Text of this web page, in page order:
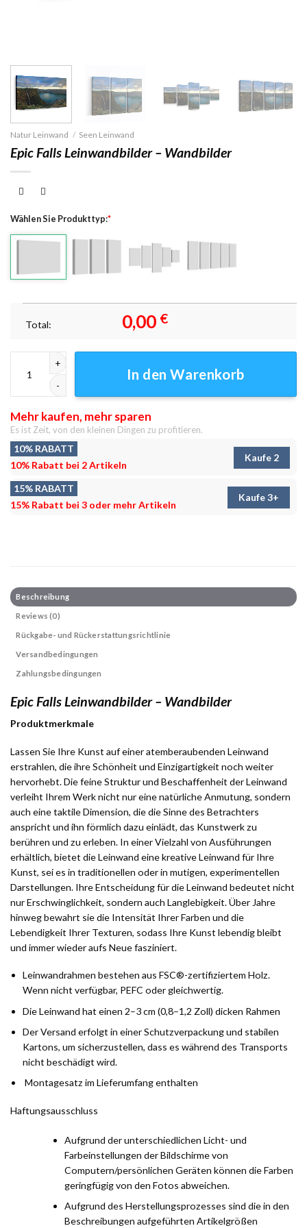
Natur Leinwand / Seen Leinwand
Epic Falls Leinwandbilder – Wandbilder
Wählen Sie Produkttyp:*
Total: 0,00 €
In den Warenkorb
Mehr kaufen, mehr sparen
Es ist Zeit, von den kleinen Dingen zu profitieren.
10% RABATT
10% Rabatt bei 2 Artikeln
Kaufe 2
15% RABATT
15% Rabatt bei 3 oder mehr Artikeln
Kaufe 3+
Beschreibung
Reviews (0)
Rückgabe- und Rückerstattungsrichtlinie
Versandbedingungen
Zahlungsbedingungen
Epic Falls Leinwandbilder – Wandbilder
Produktmerkmale
Lassen Sie Ihre Kunst auf einer atemberaubenden Leinwand
erstrahlen, die ihre Schönheit und Einzigartigkeit noch weiter
hervorhebt. Die feine Struktur und Beschaffenheit der Leinwand
verleiht Ihrem Werk nicht nur eine natürliche Anmutung, sondern
auch eine taktile Dimension, die die Sinne des Betrachters
anspricht und ihn förmlich dazu einlädt, das Kunstwerk zu
berühren und zu erleben. In einer Vielzahl von Ausführungen
erhältlich, bietet die Leinwand eine kreative Leinwand für Ihre
Kunst, sei es in traditionellen oder in mutigen, experimentellen
Darstellungen. Ihre Entscheidung für die Leinwand bedeutet nicht
nur Erschwinglichkeit, sondern auch Langlebigkeit. Über Jahre
hinweg bewahrt sie die Intensität Ihrer Farben und die
Lebendigkeit Ihrer Texturen, sodass Ihre Kunst lebendig bleibt
und immer wieder aufs Neue fasziniert.
Leinwandrahmen bestehen aus FSC®-zertifiziertem Holz.
Wenn nicht verfügbar, PEFC oder gleichwertig.
Die Leinwand hat einen 2–3 cm (0,8–1,2 Zoll) dicken Rahmen
Der Versand erfolgt in einer Schutzverpackung und stabilen
Kartons, um sicherzustellen, dass es während des Transports
nicht beschädigt wird.
Montagesatz im Lieferumfang enthalten
Haftungsausschluss
Aufgrund der unterschiedlichen Licht- und
Farbeinstellungen der Bildschirme von
Computern/persönlichen Geräten können die Farben
geringfügig von den Fotos abweichen.
Aufgrund des Herstellungsprozesses sind die in den
Beschreibungen aufgeführten Artikelgrößen